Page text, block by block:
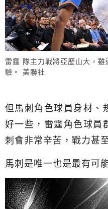
雷霆 隊主力戰將亞歷山大，
驗。 美聯社
但馬刺角色球員身材、
好一些，雷霆角色球員
刺會非常辛苦，戰力甚
馬刺是唯一也是最有可